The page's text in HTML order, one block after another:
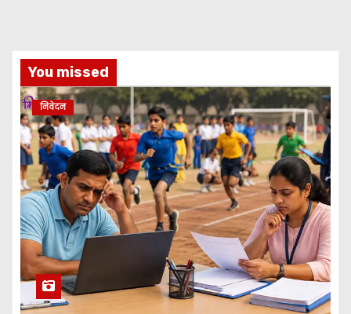
You missed
निवेदन